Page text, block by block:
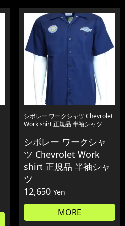
シボレー ワークシャツ Chevrolet
Work shirt 正規品 半袖シャツ
シボレー ワークシャ
ツ Chevrolet Work
shirt 正規品 半袖シャ
ツ
12,650 Yen
MORE